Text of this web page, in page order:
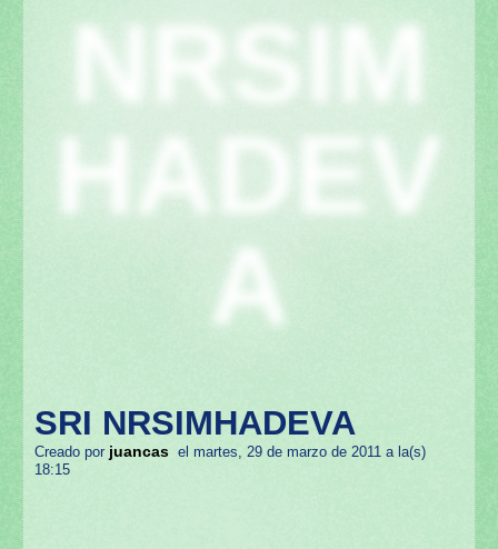
NRSIM
HADEV
A
SRI NRSIMHADEVA
Creado por juancas el martes, 29 de marzo de 2011 a la(s)
18:15